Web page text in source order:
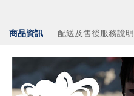
商品資訊 配送及售後服務說明